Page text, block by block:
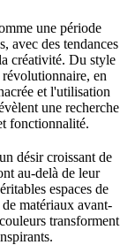
une période
avec des tendances
créativité. Du style
en
et l'utilisation
une recherche
fonctionnalité.
désir croissant de
au-delà de leur
espaces de
matériaux avant-
transforment